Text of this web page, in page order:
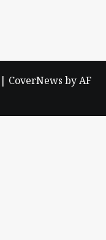
| CoverNews by AF